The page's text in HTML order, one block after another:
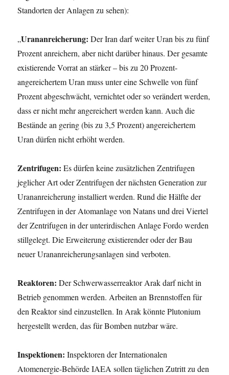
Standorten der Anlagen zu sehen):
„Urananreicherung: Der Iran darf weiter Uran bis zu fünf
Prozent anreichern, aber nicht darüber hinaus. Der gesamte
existierende Vorrat an stärker – bis zu 20 Prozent-
angereichertem Uran muss unter eine Schwelle von fünf
Prozent abgeschwächt, vernichtet oder so verändert werden,
dass er nicht mehr angereichert werden kann. Auch die
Bestände an gering (bis zu 3,5 Prozent) angereichertem
Uran dürfen nicht erhöht werden.
Zentrifugen: Es dürfen keine zusätzlichen Zentrifugen
jeglicher Art oder Zentrifugen der nächsten Generation zur
Urananreicherung installiert werden. Rund die Hälfte der
Zentrifugen in der Atomanlage von Natans und drei Viertel
der Zentrifugen in der unterirdischen Anlage Fordo werden
stillgelegt. Die Erweiterung existierender oder der Bau
neuer Urananreicherungsanlagen sind verboten.
Reaktoren: Der Schwerwasserreaktor Arak darf nicht in
Betrieb genommen werden. Arbeiten an Brennstoffen für
den Reaktor sind einzustellen. In Arak könnte Plutonium
hergestellt werden, das für Bomben nutzbar wäre.
Inspektionen: Inspektoren der Internationalen
Atomenergie-Behörde IAEA sollen täglichen Zutritt zu den